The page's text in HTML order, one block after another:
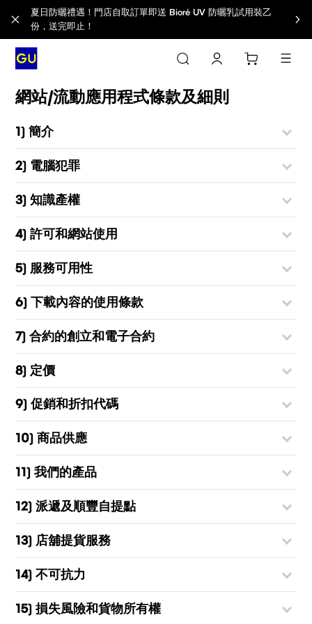
夏日防曬禮遇！門店自取訂單即送 Bioré UV 防曬乳試用裝乙
份，送完即止！
網站/流動應用程式條款及細則
1) 簡介
2) 電腦犯罪
3) 知識產權
4) 許可和網站使用
5) 服務可用性
6) 下載內容的使用條款
7) 合約的創立和電子合約
8) 定價
9) 促銷和折扣代碼
10) 商品供應
11) 我們的產品
12) 派遞及順豐自提點
13) 店舖提貨服務
14) 不可抗力
15) 損失風險和貨物所有權